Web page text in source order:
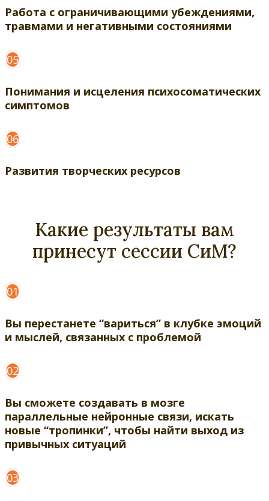
Работа с ограничивающими убеждениями,
травмами и негативными состояниями
05
Понимания и исцеления психосоматических
симптомов
06
Развития творческих ресурсов
Какие результаты вам
принесут сессии СиМ?
01
Вы перестанете “вариться” в клубке эмоций
и мыслей, связанных с проблемой
02
Вы сможете создавать в мозге
параллельные нейронные связи, искать
новые “тропинки”, чтобы найти выход из
привычных ситуаций
03